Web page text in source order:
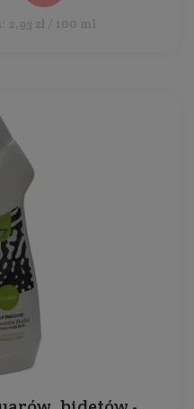
zł / 100 ml